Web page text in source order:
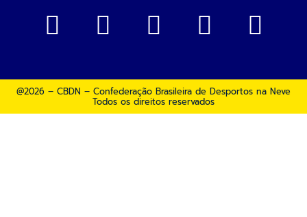
@2026 – CBDN – Confederação Brasileira de Desportos na Neve
Todos os direitos reservados